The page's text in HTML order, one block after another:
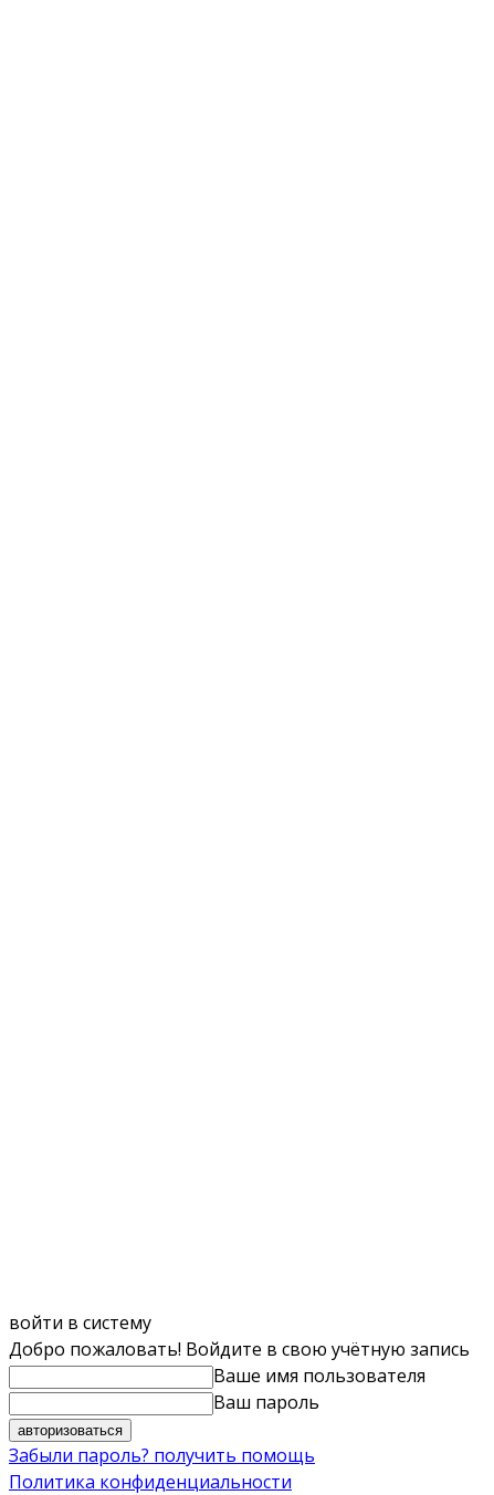
войти в систему
Добро пожаловать! Войдите в свою учётную запись
Ваше имя пользователя
Ваш пароль
Забыли пароль? получить помощь
Политика конфиденциальности